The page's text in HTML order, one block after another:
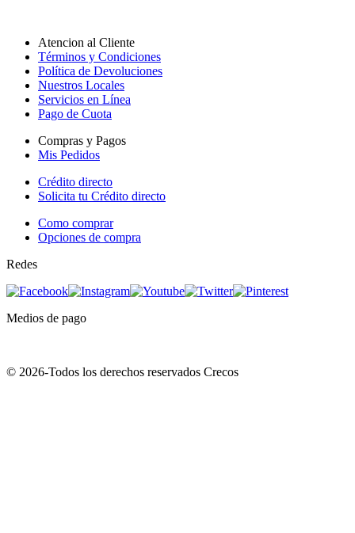
Atencion al Cliente
Términos y Condiciones
Política de Devoluciones
Nuestros Locales
Servicios en Línea
Pago de Cuota
Compras y Pagos
Mis Pedidos
Crédito directo
Solicita tu Crédito directo
Como comprar
Opciones de compra
Redes
Medios de pago
© 2026-Todos los derechos reservados Crecos